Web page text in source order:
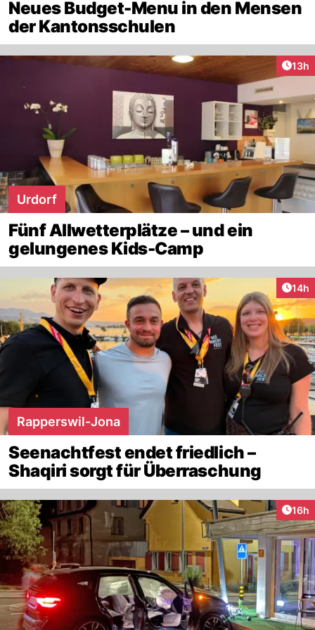
Neues Budget-Menu in den Mensen
der Kantonsschulen
13h
Urdorf
Fünf Allwetterplätze – und ein
gelungenes Kids-Camp
14h
Rapperswil-Jona
Seenachtfest endet friedlich –
Shaqiri sorgt für Überraschung
16h